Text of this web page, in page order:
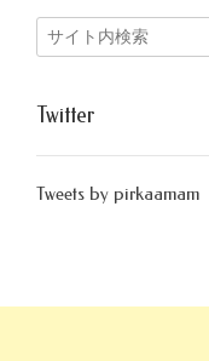
Twitter
Tweets by pirkaamam